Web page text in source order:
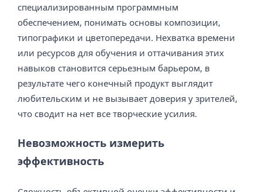
специализированным программным
обеспечением, понимать основы композиции,
типографики и цветопередачи. Нехватка времени
или ресурсов для обучения и оттачивания этих
навыков становится серьезным барьером, в
результате чего конечный продукт выглядит
любительским и не вызывает доверия у зрителей,
что сводит на нет все творческие усилия.
Невозможность измерить
эффективность